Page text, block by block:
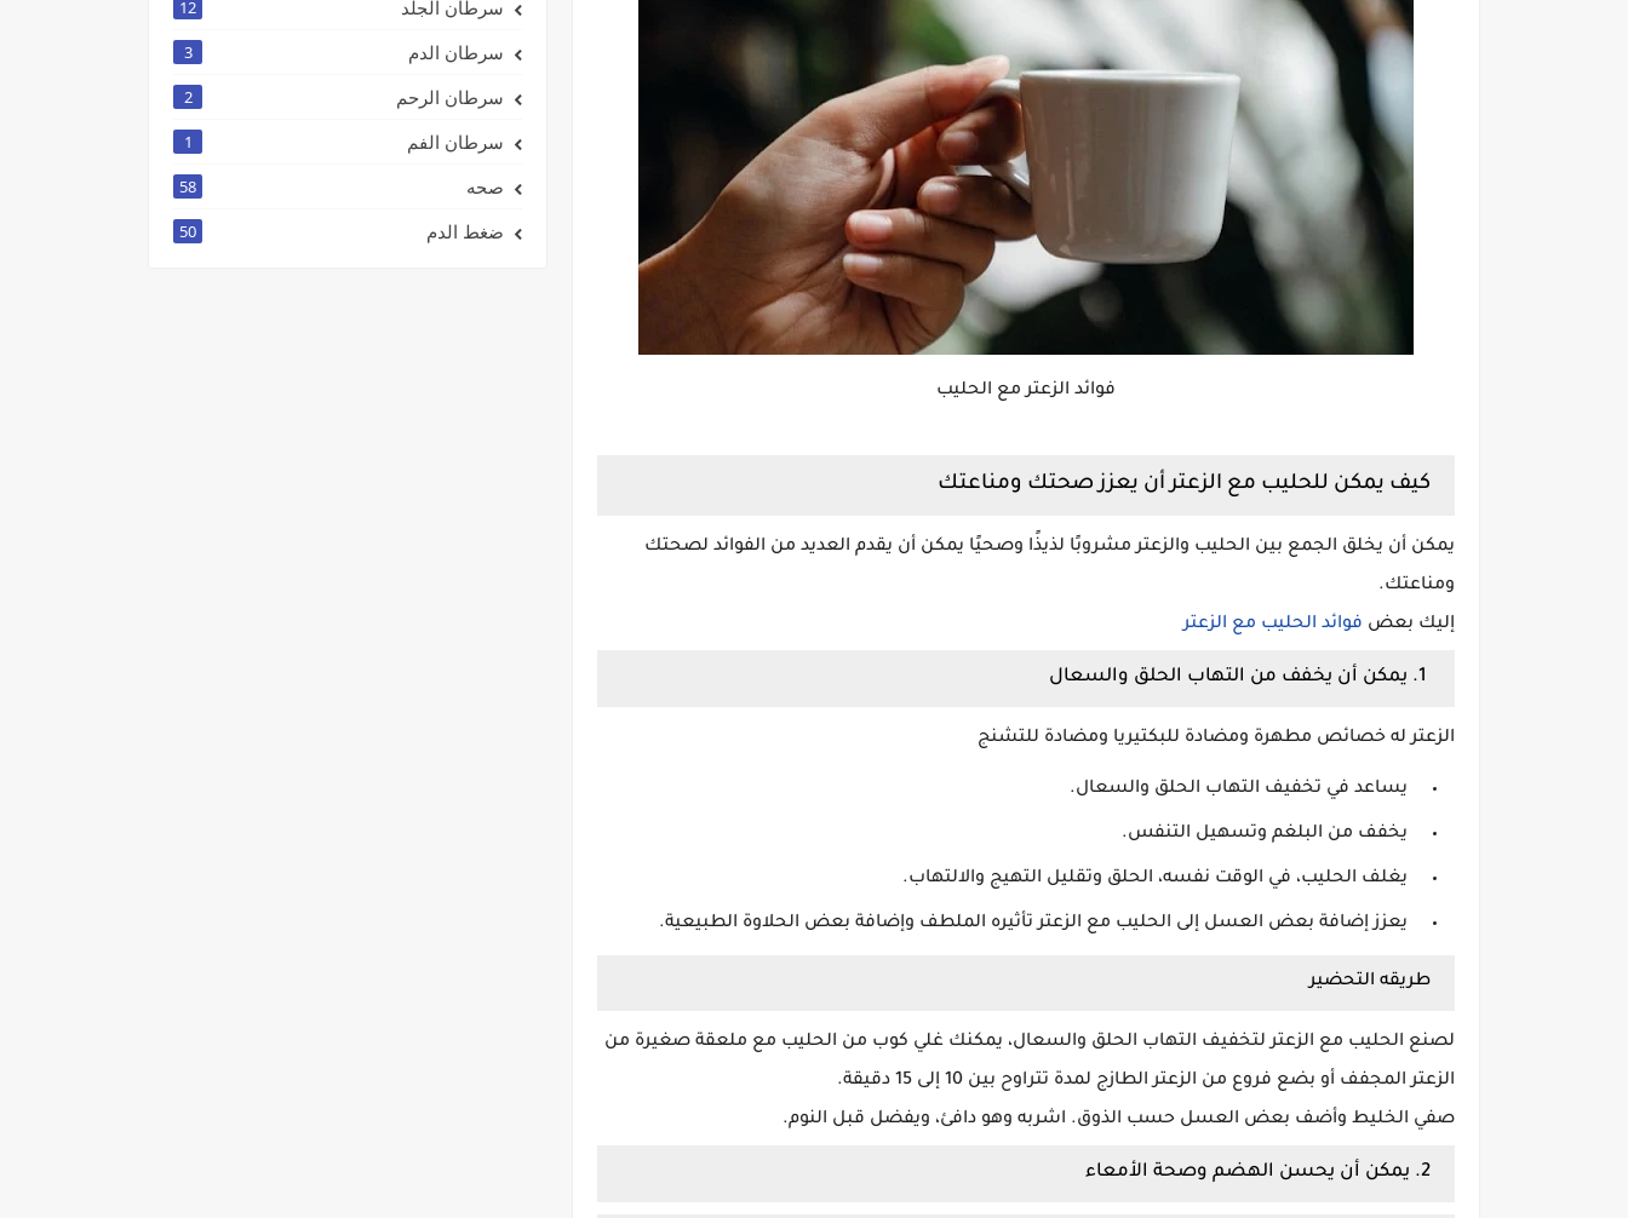
فوائد الزعتر مع الحليب
كيف يمكن للحليب مع الزعتر أن يعزز صحتك ومناعتك
يمكن أن يخلق الجمع بين الحليب والزعتر مشروبًا لذيذًا وصحيًا يمكن أن يقدم العديد من الفوائد لصحتك
ومناعتك.
إليك بعض فوائد الحليب مع الزعتر
الزعتر له خصائص مطهرة ومضادة للبكتيريا ومضادة للتشنج
يساعد في تخفيف التهاب الحلق والسعال.
يخفف من البلغم وتسهيل التنفس.
يغلف الحليب، في الوقت نفسه، الحلق وتقليل التهيج والالتهاب.
يعزز إضافة بعض العسل إلى الحليب مع الزعتر تأثيره الملطف وإضافة بعض الحلاوة الطبيعية.
طريقه التحضير
لصنع الحليب مع الزعتر لتخفيف التهاب الحلق والسعال، يمكنك غلي كوب من الحليب مع ملعقة صغيرة من
الزعتر المجفف أو بضع فروع من الزعتر الطازج لمدة تتراوح بين 10 إلى 15 دقيقة.
صفي الخليط وأضف بعض العسل حسب الذوق. اشربه وهو دافئ، ويفضل قبل النوم.
2. يمكن أن يحسن الهضم وصحة الأمعاء
سرطان الجلد 12
سرطان الدم 3
سرطان الرحم 2
سرطان الفم 1
صحه 58
ضغط الدم 50